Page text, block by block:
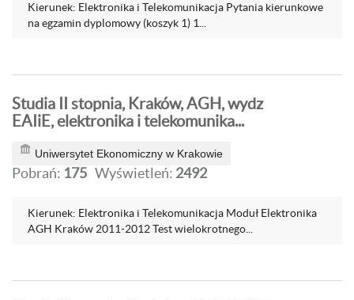
Kierunek: Elektronika i Telekomunikacja Pytania kierunkowe
na egzamin dyplomowy (koszyk 1) 1...
Studia II stopnia, Kraków, AGH, wydz
EAIiE, elektronika i telekomunika...
Uniwersytet Ekonomiczny w Krakowie
Pobrań: 175 Wyświetleń: 2492
Kierunek: Elektronika i Telekomunikacja Moduł Elektronika
AGH Kraków 2011-2012 Test wielokrotnego...